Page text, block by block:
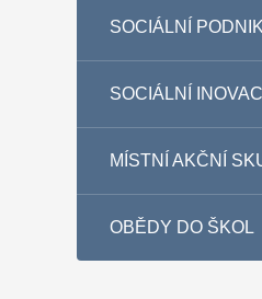
SOCIÁLNÍ
SOCIÁLNÍ
MÍSTNÍ AKČNÍ
OBĚDY DO ŠKOL